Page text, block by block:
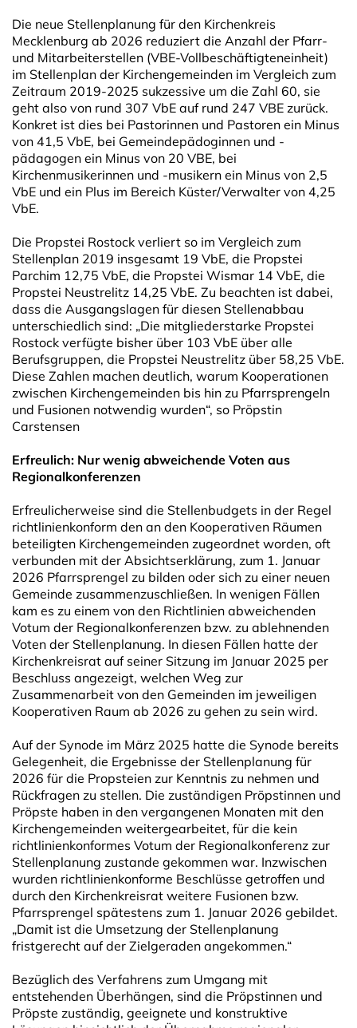
Die neue Stellenplanung für den Kirchenkreis
Mecklenburg ab 2026 reduziert die Anzahl der Pfarr-
und Mitarbeiterstellen (VBE-Vollbeschäftigteneinheit)
im Stellenplan der Kirchengemeinden im Vergleich zum
Zeitraum 2019-2025 sukzessive um die Zahl 60, sie
geht also von rund 307 VbE auf rund 247 VBE zurück.
Konkret ist dies bei Pastorinnen und Pastoren ein Minus
von 41,5 VbE, bei Gemeindepädoginnen und -
pädagogen ein Minus von 20 VBE, bei
Kirchenmusikerinnen und -musikern ein Minus von 2,5
VbE und ein Plus im Bereich Küster/Verwalter von 4,25
VbE.
Die Propstei Rostock verliert so im Vergleich zum
Stellenplan 2019 insgesamt 19 VbE, die Propstei
Parchim 12,75 VbE, die Propstei Wismar 14 VbE, die
Propstei Neustrelitz 14,25 VbE. Zu beachten ist dabei,
dass die Ausgangslagen für diesen Stellenabbau
unterschiedlich sind: „Die mitgliederstarke Propstei
Rostock verfügte bisher über 103 VbE über alle
Berufsgruppen, die Propstei Neustrelitz über 58,25 VbE.
Diese Zahlen machen deutlich, warum Kooperationen
zwischen Kirchengemeinden bis hin zu Pfarrsprengeln
und Fusionen notwendig wurden“, so Pröpstin
Carstensen
Erfreulich: Nur wenig abweichende Voten aus
Regionalkonferenzen
Erfreulicherweise sind die Stellenbudgets in der Regel
richtlinienkonform den an den Kooperativen Räumen
beteiligten Kirchengemeinden zugeordnet worden, oft
verbunden mit der Absichtserklärung, zum 1. Januar
2026 Pfarrsprengel zu bilden oder sich zu einer neuen
Gemeinde zusammenzuschließen. In wenigen Fällen
kam es zu einem von den Richtlinien abweichenden
Votum der Regionalkonferenzen bzw. zu ablehnenden
Voten der Stellenplanung. In diesen Fällen hatte der
Kirchenkreisrat auf seiner Sitzung im Januar 2025 per
Beschluss angezeigt, welchen Weg zur
Zusammenarbeit von den Gemeinden im jeweiligen
Kooperativen Raum ab 2026 zu gehen zu sein wird.
Auf der Synode im März 2025 hatte die Synode bereits
Gelegenheit, die Ergebnisse der Stellenplanung für
2026 für die Propsteien zur Kenntnis zu nehmen und
Rückfragen zu stellen. Die zuständigen Pröpstinnen und
Pröpste haben in den vergangenen Monaten mit den
Kirchengemeinden weitergearbeitet, für die kein
richtlinienkonformes Votum der Regionalkonferenz zur
Stellenplanung zustande gekommen war. Inzwischen
wurden richtlinienkonforme Beschlüsse getroffen und
durch den Kirchenkreisrat weitere Fusionen bzw.
Pfarrsprengel spätestens zum 1. Januar 2026 gebildet.
„Damit ist die Umsetzung der Stellenplanung
fristgerecht auf der Zielgeraden angekommen.“
Bezüglich des Verfahrens zum Umgang mit
entstehenden Überhängen, sind die Pröpstinnen und
Pröpste zuständig, geeignete und konstruktive